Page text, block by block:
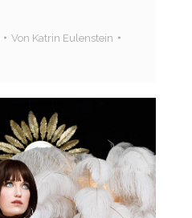
Von Katrin Eulenstein